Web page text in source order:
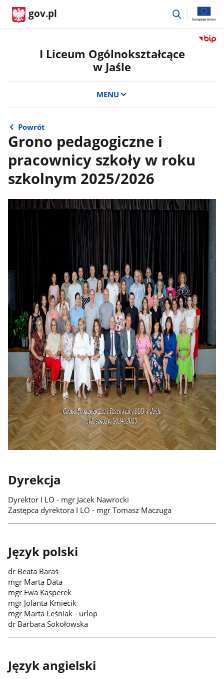
gov.pl
przejdź
Przejdź
I Liceum Ogólnokształcące
w Jaśle
MENU
Powrót
Grono pedagogiczne i
pracownicy szkoły w roku
szkolnym 2025/2026
Dyrekcja
Dyrektor I LO - mgr Jacek Nawrocki
Zastępca dyrektora I LO - mgr Tomasz Maczuga
Język polski
dr Beata Baraś
mgr Marta Data
mgr Ewa Kasperek
mgr Jolanta Kmiecik
mgr Marta Leśniak - urlop
dr Barbara Sokołowska
Język angielski